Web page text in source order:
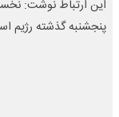
این ارتباط نوشت:
پنجشنبه گذشته رژیم